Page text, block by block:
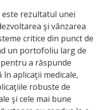
rezultatul unei
şi vânzarea
critice din punct de
un portofoliu larg de
a răspunde
aplicaţii medi­cale,
robuste de
şi cele mai bune